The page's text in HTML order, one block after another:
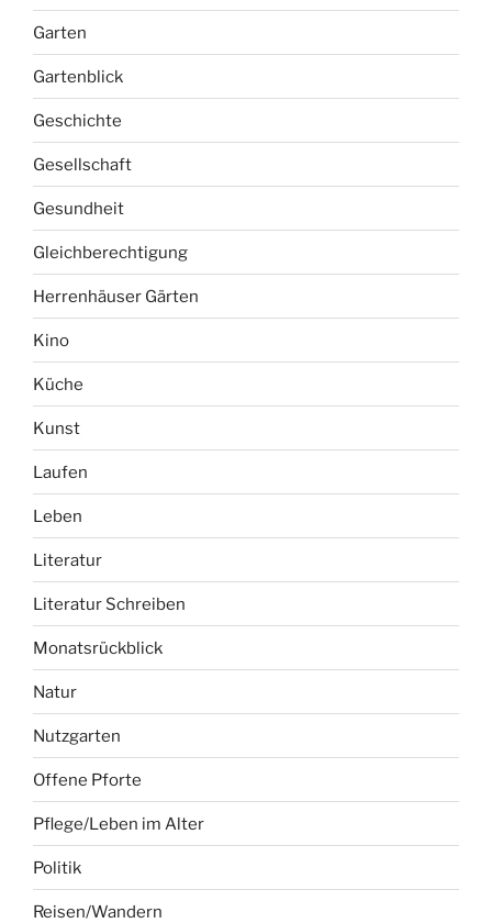
Garten
Gartenblick
Geschichte
Gesellschaft
Gesundheit
Gleichberechtigung
Herrenhäuser Gärten
Kino
Küche
Kunst
Laufen
Leben
Literatur
Literatur Schreiben
Monatsrückblick
Natur
Nutzgarten
Offene Pforte
Pflege/Leben im Alter
Politik
Reisen/Wandern